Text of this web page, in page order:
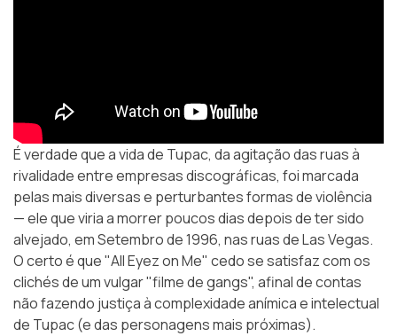
É verdade que a vida de Tupac, da agitação das ruas à
rivalidade entre empresas discográficas, foi marcada
pelas mais diversas e perturbantes formas de violência
— ele que viria a morrer poucos dias depois de ter sido
alvejado, em Setembro de 1996, nas ruas de Las Vegas.
O certo é que "All Eyez on Me" cedo se satisfaz com os
clichés de um vulgar "filme de gangs", afinal de contas
não fazendo justiça à complexidade anímica e intelectual
de Tupac (e das personagens mais próximas).